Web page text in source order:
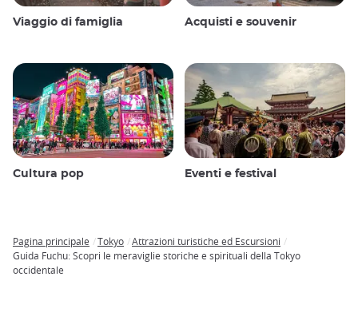
Viaggio di famiglia Acquisti e souvenir
Cultura pop Eventi e festival
Breadcrumb
Pagina principale Tokyo
Attrazioni turistiche ed Escursioni
Guida Fuchu: Scopri le meraviglie storiche e spirituali della Tokyo
occidentale